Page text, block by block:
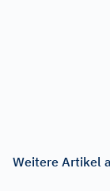
Weitere Artikel